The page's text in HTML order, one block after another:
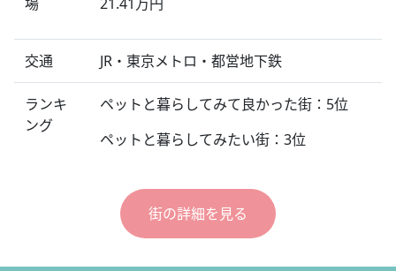
交通 JR・東京メトロ・都営地下鉄
ランキ
ング
ペットと暮らしてみて良かった街：5位
ペットと暮らしてみたい街：3位
街の詳細を見る